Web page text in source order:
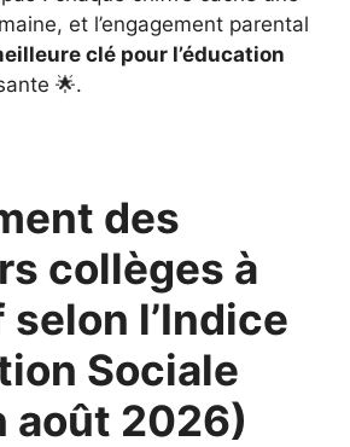
et l’engagement parental
clé pour l’éducation
🌟.
des
collèges à
l’Indice
Sociale
août 2026)